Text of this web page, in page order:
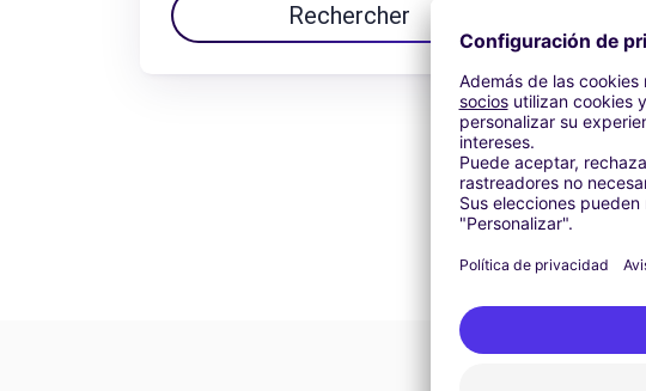
Rechercher